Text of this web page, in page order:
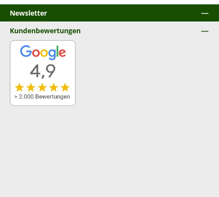
Newsletter
Kundenbewertungen